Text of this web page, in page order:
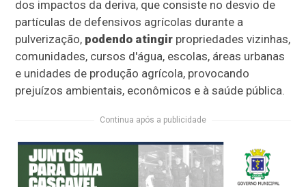
dos impactos da deriva, que consiste no desvio de
partículas de defensivos agrícolas durante a
pulverização, podendo atingir propriedades vizinhas,
comunidades, cursos d'água, escolas, áreas urbanas
e unidades de produção agrícola, provocando
prejuízos ambientais, econômicos e à saúde pública.
Continua após a publicidade